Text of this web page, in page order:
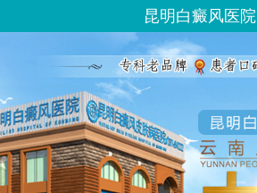
昆明白癜风医院